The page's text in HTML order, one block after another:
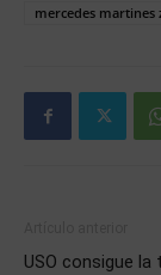
mercedes martines
USO consigue la